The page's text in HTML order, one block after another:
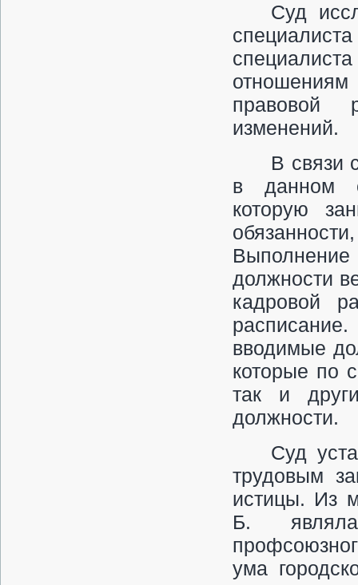
Суд
правовой
изменений.
В связи
в данном
которую
должности
кадро­вой
вводимые
которые по
так и
должности.
Суд
трудовым
истицы. Из
Б.
ума